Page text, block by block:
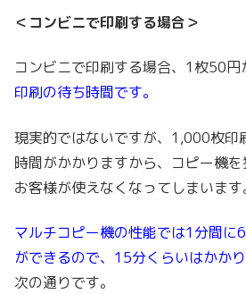
＜コンビニで印刷する場合＞
コンビニで印刷する場合、1枚50円
印刷の待ち時間です。
現実的ではないですが、1,000枚印
時間がかかりますから、コピー機
お客様が使えなくなってしまいます
マルチコピー機の性能では1分間に
ができるので、15分くらいはかかり
次の通りです。